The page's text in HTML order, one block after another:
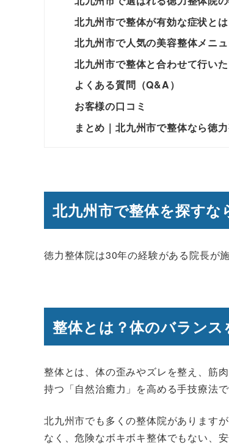
北九州市で整体が有効な症状とは
北九州市で人気の美容整体メニ
北九州市で整体と合わせて行い
よくある質問（Q&A）
お客様の口コミ
まとめ｜北九州市で整体なら徳
北九州市で整体を探すな
徳力整体院は30年の経験がある院長が施
整体とは？体のバラン
整体とは、体の歪みやズレを整え、筋
持つ「自然治癒力」を高める手技療法で
北九州市でも多くの整体院があります
なく、危険なボキボキ整体でもない、